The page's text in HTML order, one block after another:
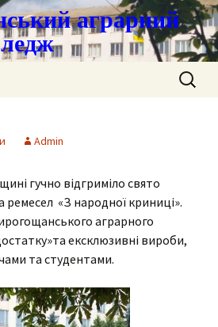
аграрний
Пошук:
Admin
гучно відгриміло свято
ремесел «З народної криниці».
аграрного
ексклюзивні вироби,
та студентами.